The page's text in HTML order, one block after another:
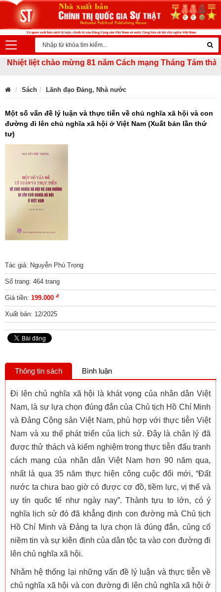
liệt chào mừng 81 năm Cách mạng Tháng Tám thành
Sách Lãnh đạo Đảng, Nhà nước
Một số vấn đề lý luận và thực tiễn về chủ nghĩa xã hội và con
đường đi lên chủ nghĩa xã hội ở Việt Nam (Xuất bản lần thứ
tư)
Tác giả: Nguyễn Phú Trọng
Số trang: 464 trang
Giá tiền: 199.000 đ
Xuất bản: 12/2025
Thông tin sách Bình luận
Đi lên chủ nghĩa xã hội là khát vọng của nhân dân Việt
Nam, là sự lựa chọn đúng đắn của Chủ tịch Hồ Chí Minh
và Đảng Cộng sản Việt Nam, phù hợp với thực tiễn Việt
Nam và xu thế phát triển của lịch sử. Đây là chân lý đã
được thử thách và kiểm nghiệm trong thực tiễn đấu tranh
cách mạng của nhân dân Việt Nam hơn 90 năm qua,
nhất là qua 35 năm thực hiện công cuộc đổi mới, “Đất
nước ta chưa bao giờ có được cơ đồ, tiềm lực, vị thế và
uy tín quốc tế như ngày nay”. Thành tựu to lớn, có ý
nghĩa lịch sử đó đã khẳng định con đường mà Chủ tịch
Hồ Chí Minh và Đảng ta lựa chọn là đúng đắn, củng cố
niềm tin và sự kiên định của dân tộc ta vào con đường đi
lên chủ nghĩa xã hội.
Nhằm hệ thống lại những vấn đề lý luận và thực tiễn về
chủ nghĩa xã hội và con đường đi lên chủ nghĩa xã hội ở